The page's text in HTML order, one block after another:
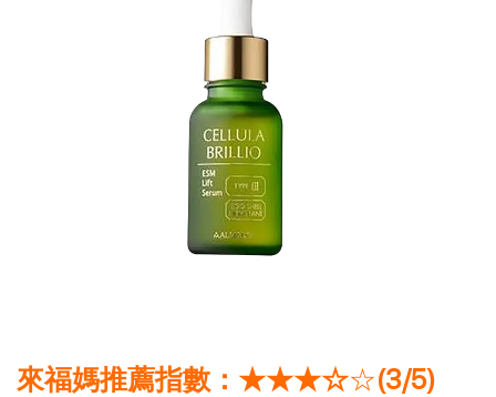
來福媽推薦指數：★★★☆☆(3/5)